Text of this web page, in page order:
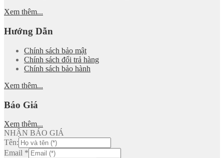
Xem thêm...
Hướng Dẫn
Chính sách bảo mật
Chính sách đổi trả hàng
Chính sách bảo hành
Xem thêm...
Báo Giá
Xem thêm...
NHẬN BÁO GIÁ
Tên:
Email *